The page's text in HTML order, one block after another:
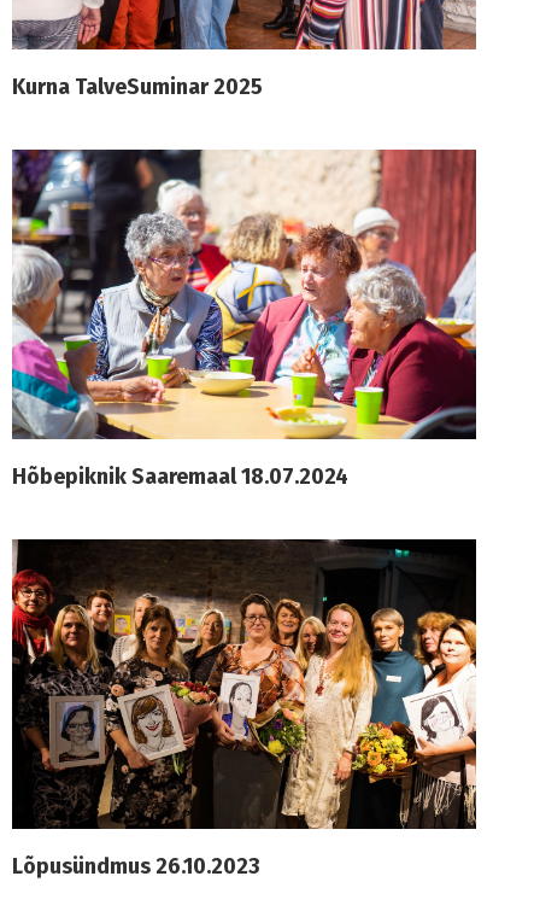
Kurna TalveSuminar 2025
Hõbepiknik Saaremaal 18.07.2024
Lõpusündmus 26.10.2023